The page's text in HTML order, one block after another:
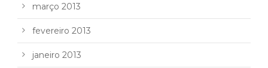
março 2013
fevereiro 2013
janeiro 2013